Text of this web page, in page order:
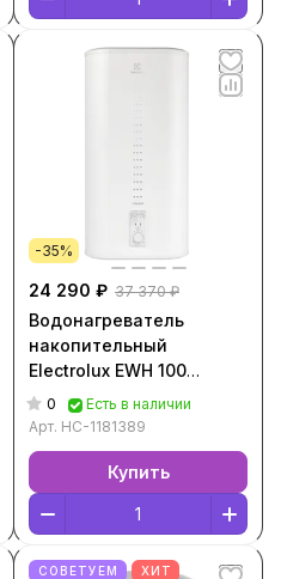
-35%
24 290 ₽ 37 370 ₽
Водонагреватель
накопительный
Electrolux EWH 100
Citadel [100 л, V ,2 кВт,
Белый, НС-1181389]
0
Есть в наличии
Арт. НС-1181389
Купить
СОВЕТУЕМ ХИТ